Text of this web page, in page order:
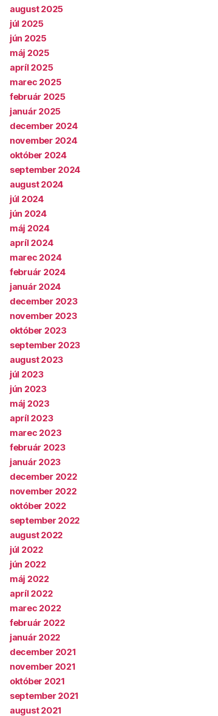
august 2025
júl 2025
jún 2025
máj 2025
apríl 2025
marec 2025
február 2025
január 2025
december 2024
november 2024
október 2024
september 2024
august 2024
júl 2024
jún 2024
máj 2024
apríl 2024
marec 2024
február 2024
január 2024
december 2023
november 2023
október 2023
september 2023
august 2023
júl 2023
jún 2023
máj 2023
apríl 2023
marec 2023
február 2023
január 2023
december 2022
november 2022
október 2022
september 2022
august 2022
júl 2022
jún 2022
máj 2022
apríl 2022
marec 2022
február 2022
január 2022
december 2021
november 2021
október 2021
september 2021
august 2021